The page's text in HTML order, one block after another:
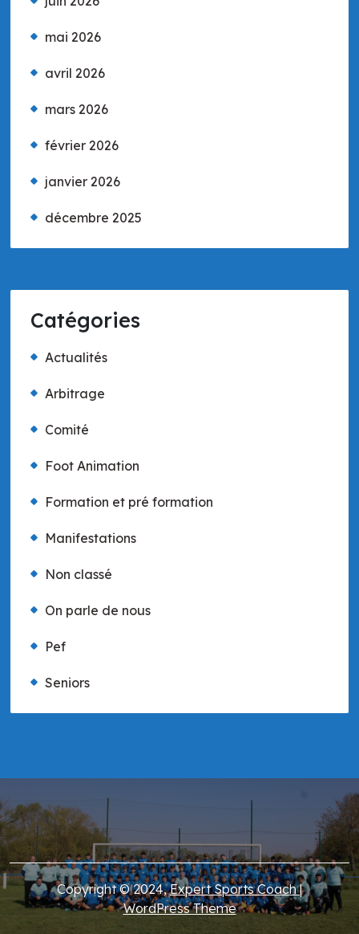
mai 2026
avril 2026
mars 2026
février 2026
janvier 2026
décembre 2025
Catégories
Actualités
Arbitrage
Comité
Foot Animation
Formation et pré formation
Manifestations
Non classé
On parle de nous
Pef
Seniors
Copyright © 2024,Expert Sports Coach|
WordPress Theme